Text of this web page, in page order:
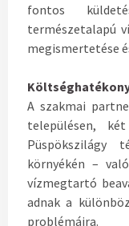
fontos
természetalapú
megismertetése
A szakmai
településen,
Püspökszilágy
környékén –
vízmegtartó
adnak a
problémáira.